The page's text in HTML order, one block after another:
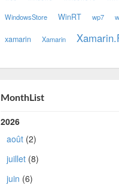
WindowsStore WinRT wp7
xamarin Xamarin
MonthList
2026
août(2)
juillet(8)
juin (6)